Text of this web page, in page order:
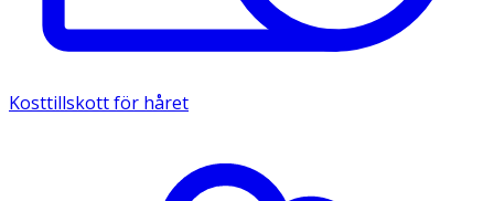
Kosttillskott för håret